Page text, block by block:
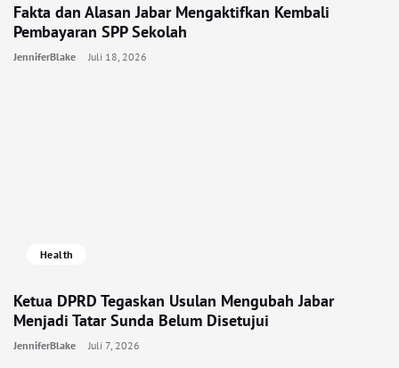
Fakta dan Alasan Jabar Mengaktifkan Kembali
Pembayaran SPP Sekolah
JenniferBlake Juli 18, 2026
Health
Ketua DPRD Tegaskan Usulan Mengubah Jabar
Menjadi Tatar Sunda Belum Disetujui
JenniferBlake Juli 7, 2026